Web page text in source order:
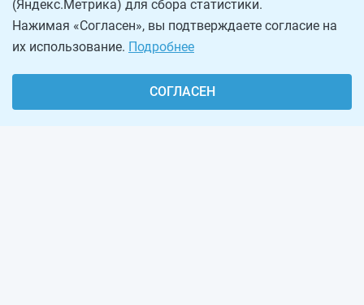
(Яндекс.Метрика) для сбора статистики.
Нажимая «Согласен», вы подтверждаете согласие на
их использование. Подробнее
СОГЛАСЕН